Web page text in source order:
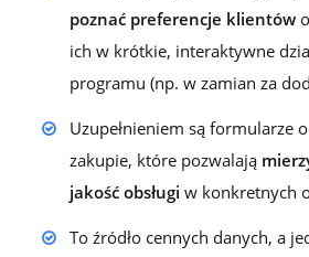
poznać preferencje klientów
ich w krótkie, interaktywne
programu (np. w zamian za
Uzupełnieniem są formularze
zakupie, które pozwalają
jakość obsługi w konkretnych
To źródło cennych danych, a